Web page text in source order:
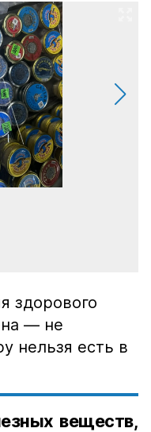
здорового
— не
нельзя есть в
веществ,